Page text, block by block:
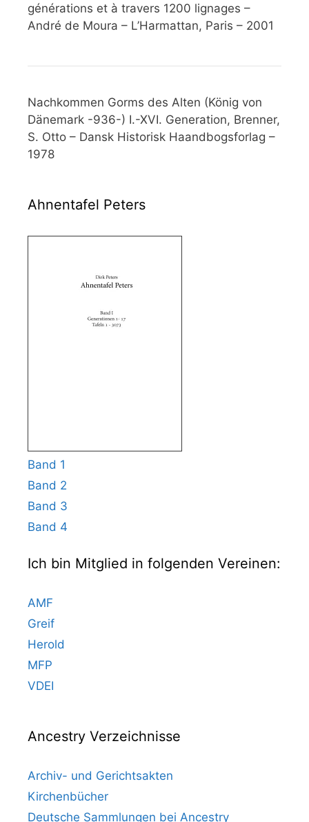
générations et à travers 1200 lignages –
André de Moura – L’Harmattan, Paris – 2001
Nachkommen Gorms des Alten (König von
Dänemark -936-) I.-XVI. Generation, Brenner,
S. Otto – Dansk Historisk Haandbogsforlag –
1978
Ahnentafel Peters
Band 1
Band 2
Band 3
Band 4
Ich bin Mitglied in folgenden Vereinen:
AMF
Greif
Herold
MFP
VDEI
Ancestry Verzeichnisse
Archiv- und Gerichtsakten
Kirchenbücher
Deutsche Sammlungen bei Ancestry